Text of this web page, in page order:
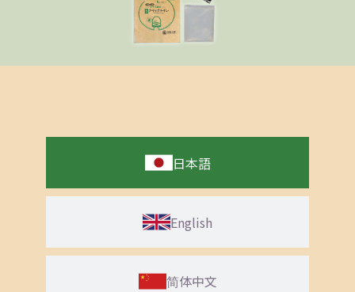
日本語
English
简体中文